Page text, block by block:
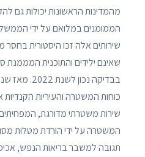
מהמדינות הראשונות יכולות גם
הממומנים במלואם על ידי
שירותים אלה זכו היסטורית
שאינם ילידים והתוכנית המממנת
כוחות המשטרה והעיריות
שירות משטרתי מדורגת,
המשטרה על ידי הורדת מטלות
תגובה למשבר בריאות הנפש,